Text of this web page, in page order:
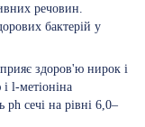
речовин.
бактерій у
здоров'ю нирок і
l-метіоніна
сечі на рівні 6,0–